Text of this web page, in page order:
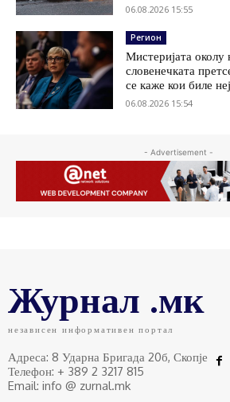
06.08.2026 15:55
Регион
Мистеријата околу
словенечката
се каже кои биле
06.08.2026 15:54
- Advertisement -
Журнал .мк
независен информативен портал
Адреса: 8 Ударна Бригада 20б, Скопје
Телефон: + 389 2 3217 815
Email: info @ zurnal.mk